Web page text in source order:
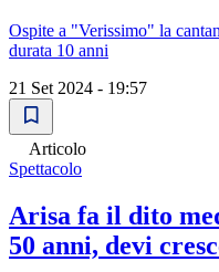
Ospite a "Verissimo" la
durata 10 anni
21 Set 2024 - 19:57
Articolo
Spettacolo
Arisa fa il dito
50 anni, devi